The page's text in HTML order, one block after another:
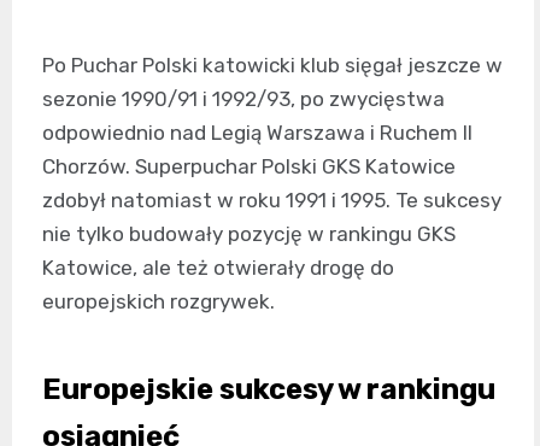
Po Puchar Polski katowicki klub sięgał jeszcze w
sezonie 1990/91 i 1992/93, po zwycięstwa
odpowiednio nad Legią Warszawa i Ruchem II
Chorzów. Superpuchar Polski GKS Katowice
zdobył natomiast w roku 1991 i 1995. Te sukcesy
nie tylko budowały pozycję w rankingu GKS
Katowice, ale też otwierały drogę do
europejskich rozgrywek.
Europejskie sukcesy w rankingu
osiągnięć